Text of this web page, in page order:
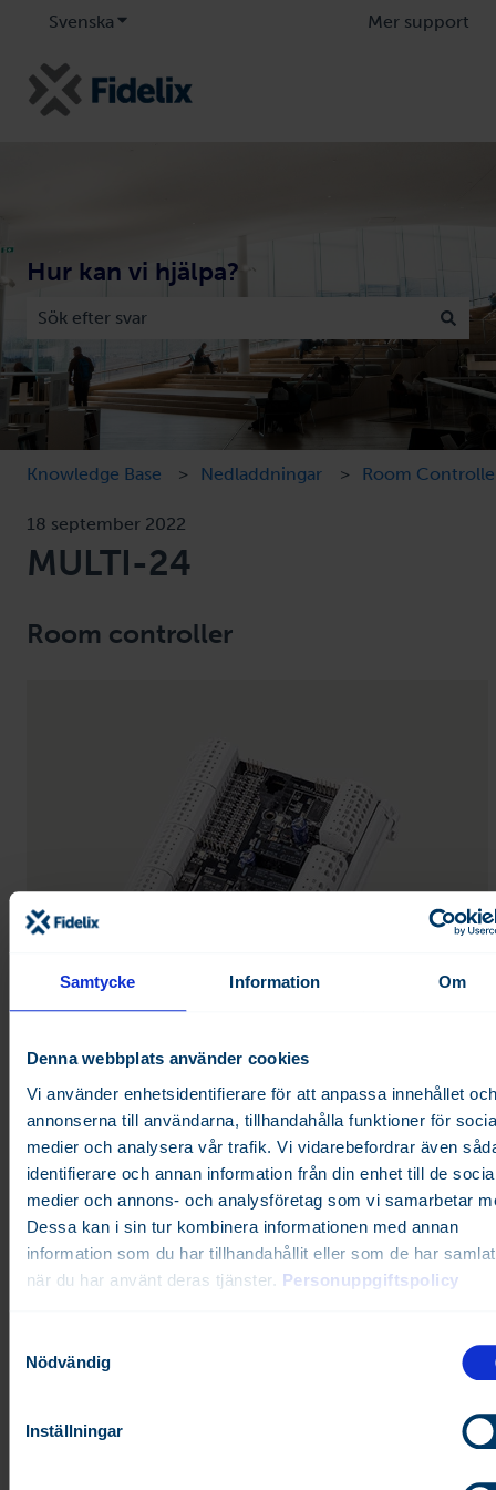
Samtycke Information Om
Denna webbplats använder cookies
Vi använder enhetsidentifierare för att anpassa innehållet och
annonserna till användarna, tillhandahålla funktioner för
medier och analysera vår trafik. Vi vidarebefordrar även
identifierare och annan information från din enhet till de
medier och annons- och analysföretag som vi samarbetar
Dessa kan i sin tur kombinera informationen med annan
information som du har tillhandahållit eller som de har
när du har använt deras tjänster. Personuppgiftspolicy
Nödvändig
Inställningar
Svenska Visa undermenyer för översättningarMer support
Hur kan vi hjälpa?
Det finns inga förslag eftersom sökfältet är tomt.
Knowledge Base Nedladdningar Room
18 september 2022
MULTI-24
Room controller
Multi-24 controller has more points than the Multi-16
controller.
Programming with IEC.
Multi-24 basedOEM product software versions.
Multi-16 -huonesäädin poistuu käytöstä (news 6.10.2023)